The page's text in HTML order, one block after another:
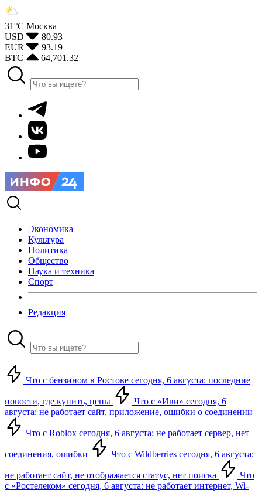
31°С Москва
USD
80.93
EUR
93.19
BTC
64,701.32
Экономика
Культура
Политика
Общество
Наука и техника
Спорт
Редакция
Что с бензином в Ростове сегодня, 6 августа: последние
новости, где купить, цены
Что с «Иви» сегодня, 6
августа: не работает сайт, приложение, ошибки о соединении
Что с Roblox сегодня, 6 августа: не работает сервер, нет
соединения, ошибки Что с Wildberries сегодня, 6 августа:
не работает сайт, не отображается статус, нет поиска
Что
с «Ростелеком» сегодня, 6 августа: не работает интернет, Wi-